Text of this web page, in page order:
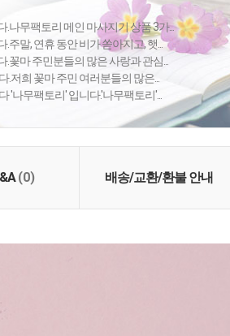
나무팩토리 메인 마사지기 상품 3가...
주말, 연휴 동안 비가 쏟아지고, 햇...
마 주민분들의 많은 사랑과 관심...
저희 꽃마 주민 여러분들의 많은...
'나무팩토리' 입니다.'나무팩토리'...
(0) 배송/교환/환불 안내